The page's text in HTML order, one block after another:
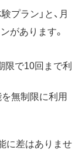
プラン」と、月
があります。
限で10回まで利
を無制限に利用
に差はありませ